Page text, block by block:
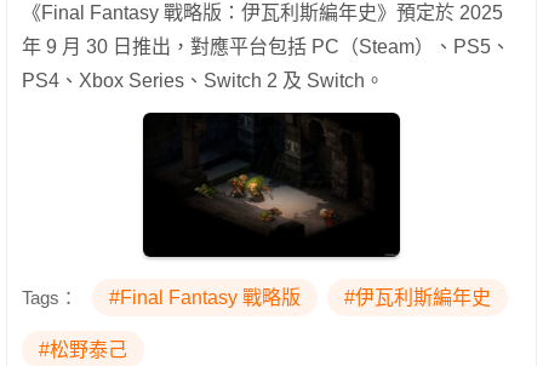
《Final Fantasy 戰略版：伊瓦利斯編年史》預定於 2025
年 9 月 30 日推出，對應平台包括 PC（Steam）、PS5、
PS4、Xbox Series、Switch 2 及 Switch。
Tags： #Final Fantasy 戰略版 #伊瓦利斯編年史
#松野泰己